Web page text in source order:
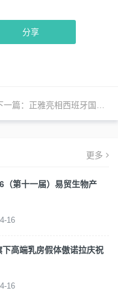
分享
一篇： 正雅亮相西班牙国际正畸大会，展出GS颌位重建产系
更多
（第十一届）易贸生物产
16
高端乳房假体傲诺拉庆祝
16